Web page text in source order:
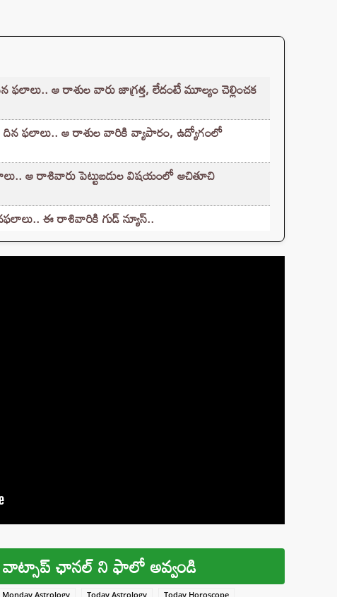
ఆ రాశుల వారు జాగ్రత్త, లేదంటే మూల్యం చెల్లించక
ఫలాలు.. ఆ రాశుల వారికి వ్యాపారం, ఉద్యోగంలో
ఆ రాశివారు పెట్టుబడుల విషయంలో ఆచితూచి
ఈ రాశివారికి గుడ్ న్యూస్..
వాట్సాప్ ఛానల్ ని ఫాలో అవ్వండి
Monday Astrology Today Astrology Today Horoscope